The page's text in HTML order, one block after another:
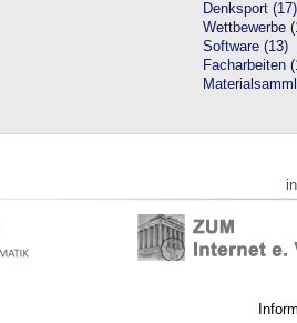
Denksport (17)
Wettbewerbe
Software (13)
Facharbeiten